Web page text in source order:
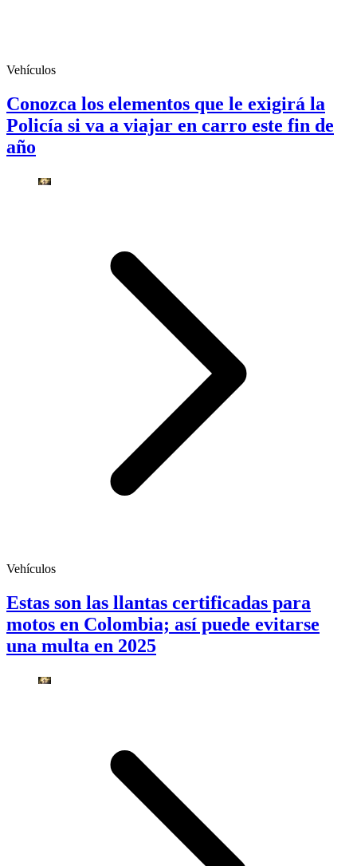
Vehículos
Conozca los elementos que le exigirá la
Policía si va a viajar en carro este fin de
año
Vehículos
Estas son las llantas certificadas para
motos en Colombia; así puede evitarse
una multa en 2025